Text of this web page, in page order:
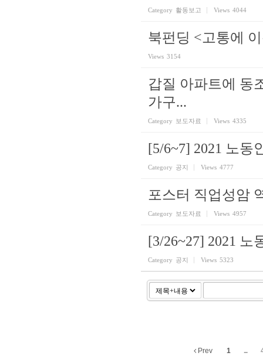
Category 활동보고 Views 4044
북펀딩 <고통에
Views 3154
갑질 아파트에 동
가구...
Category 보도자료 Views 4335
[5/6~7] 2021 노동
Category 공지 Views 4777
포스터 직업성암
Category 보도자료 Views 4957
[3/26~27] 2021 노
Category 공지 Views 5323
Prev 1 ...